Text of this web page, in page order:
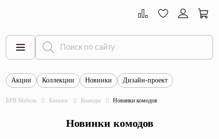
Все товары
Тумбы
Акции Коллекции Новинки Дизайн-проект
БРВ Мебель Каталог Комоды Новинки комодов
Новинки комодов